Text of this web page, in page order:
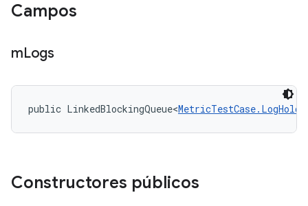
Campos
mLogs
public LinkedBlockingQueue<
Constructores públicos